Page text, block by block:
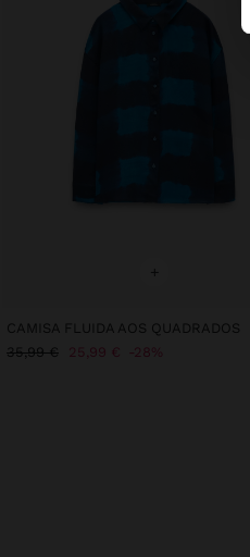
+
CAMISA FLUIDA AOS QUADRADOS
35,99 € 25,99 € 28%